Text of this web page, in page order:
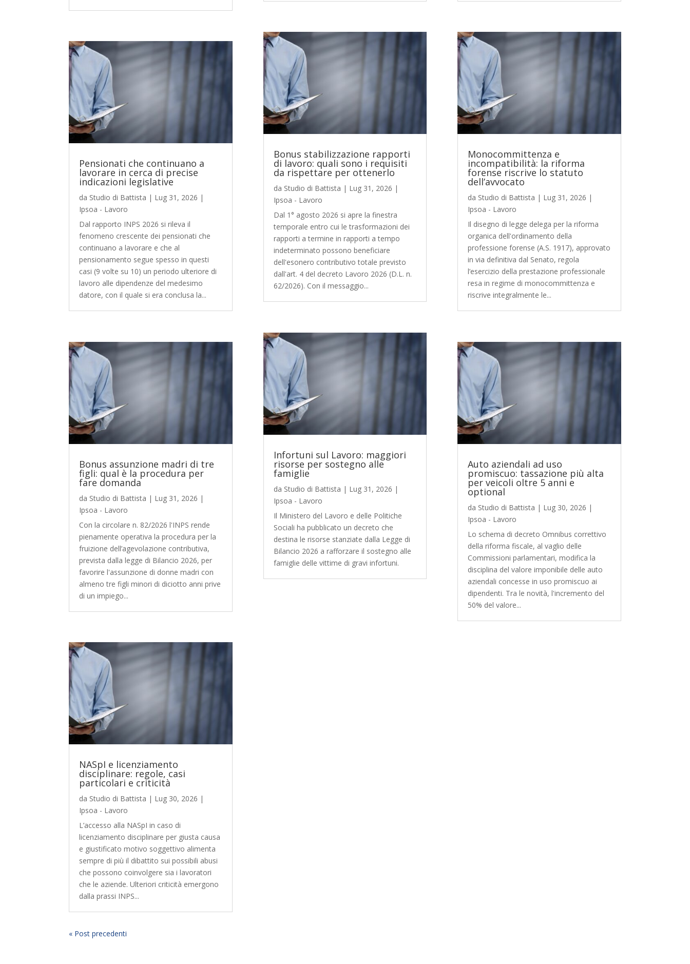
Pensionati che continuano a
lavorare in cerca di precise
indicazioni legislative
da Studio di Battista | Lug 31, 2026 |
Ipsoa - Lavoro
Dal rapporto INPS 2026 si rileva il
fenomeno crescente dei pensionati che
continuano a lavorare e che al
pensionamento segue spesso in questi
casi (9 volte su 10) un periodo ulteriore di
lavoro alle dipendenze del medesimo
datore, con il quale si era conclusa la...
Bonus assunzione madri di tre
figli: qual è la procedura per
fare domanda
da Studio di Battista | Lug 31, 2026 |
Ipsoa - Lavoro
Con la circolare n. 82/2026 l'INPS rende
pienamente operativa la procedura per la
fruizione dell’agevolazione contributiva,
prevista dalla legge di Bilancio 2026, per
favorire l'assunzione di donne madri con
almeno tre figli minori di diciotto anni prive
di un impiego...
NASpI e licenziamento
disciplinare: regole, casi
particolari e criticità
da Studio di Battista | Lug 30, 2026 |
Ipsoa - Lavoro
L’accesso alla NASpI in caso di
licenziamento disciplinare per giusta causa
e giustificato motivo soggettivo alimenta
sempre di più il dibattito sui possibili abusi
che possono coinvolgere sia i lavoratori
che le aziende. Ulteriori criticità emergono
dalla prassi INPS...
Bonus stabilizzazione rapporti
di lavoro: quali sono i requisiti
da rispettare per ottenerlo
da Studio di Battista | Lug 31, 2026 |
Ipsoa - Lavoro
Dal 1° agosto 2026 si apre la finestra
temporale entro cui le trasformazioni dei
rapporti a termine in rapporti a tempo
indeterminato possono beneficiare
dell'esonero contributivo totale previsto
dall'art. 4 del decreto Lavoro 2026 (D.L. n.
62/2026). Con il messaggio...
Infortuni sul Lavoro: maggiori
risorse per sostegno alle
famiglie
da Studio di Battista | Lug 31, 2026 |
Ipsoa - Lavoro
Il Ministero del Lavoro e delle Politiche
Sociali ha pubblicato un decreto che
destina le risorse stanziate dalla Legge di
Bilancio 2026 a rafforzare il sostegno alle
famiglie delle vittime di gravi infortuni.
Monocommittenza e
incompatibilità: la riforma
forense riscrive lo statuto
dell’avvocato
da Studio di Battista | Lug 31, 2026 |
Ipsoa - Lavoro
Il disegno di legge delega per la riforma
organica dell'ordinamento della
professione forense (A.S. 1917), approvato
in via definitiva dal Senato, regola
l’esercizio della prestazione professionale
resa in regime di monocommittenza e
riscrive integralmente le...
Auto aziendali ad uso
promiscuo: tassazione più alta
per veicoli oltre 5 anni e
optional
da Studio di Battista | Lug 30, 2026 |
Ipsoa - Lavoro
Lo schema di decreto Omnibus correttivo
della riforma fiscale, al vaglio delle
Commissioni parlamentari, modifica la
disciplina del valore imponibile delle auto
aziendali concesse in uso promiscuo ai
dipendenti. Tra le novità, l'incremento del
50% del valore...
« Post precedenti